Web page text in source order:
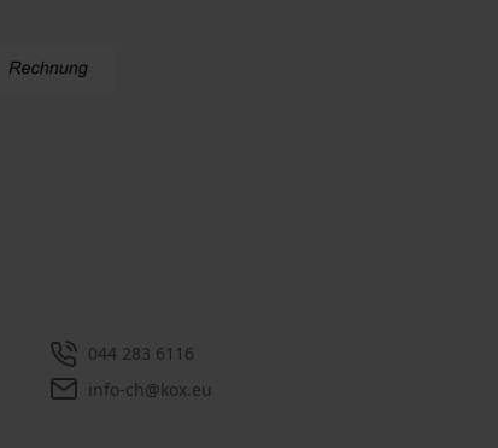
044 283 6116
info-ch@kox.eu